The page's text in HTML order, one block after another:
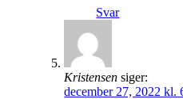
Svar
Kristensen siger:
december 27, 2022 kl.